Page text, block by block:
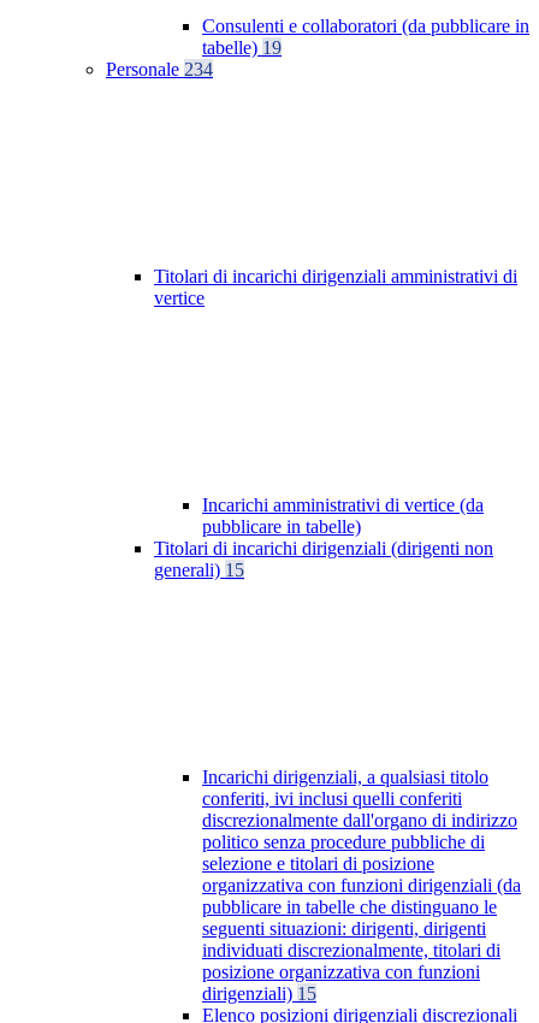
Consulenti e collaboratori (da pubblicare in
tabelle) 19
Personale 234
Titolari di incarichi dirigenziali amministrativi di
vertice
Incarichi amministrativi di vertice (da
pubblicare in tabelle)
Titolari di incarichi dirigenziali (dirigenti non
generali) 15
Incarichi dirigenziali, a qualsiasi titolo
conferiti, ivi inclusi quelli conferiti
discrezionalmente dall'organo di indirizzo
politico senza procedure pubbliche di
selezione e titolari di posizione
organizzativa con funzioni dirigenziali (da
pubblicare in tabelle che distinguano le
seguenti situazioni: dirigenti, dirigenti
individuati discrezionalmente, titolari di
posizione organizzativa con funzioni
dirigenziali) 15
Elenco posizioni dirigenziali discrezionali